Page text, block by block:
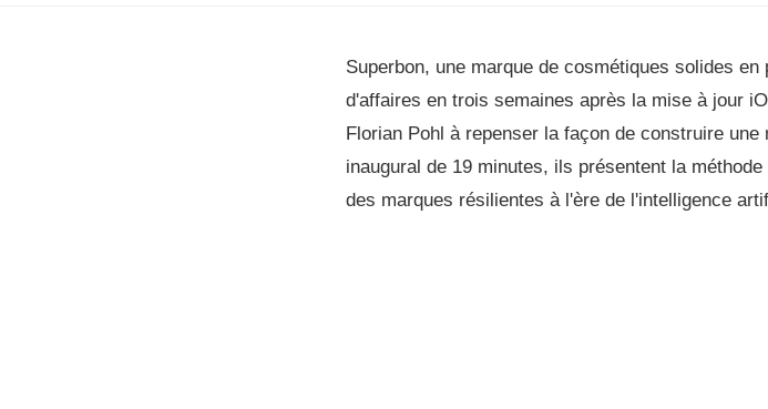
Superbon, une marque de cosmétiques solides
d'affaires en trois semaines après la mise à jour
Florian Pohl à repenser la façon de construire
inaugural de 19 minutes, ils présentent la
des marques résilientes à l'ère de l'intelligence